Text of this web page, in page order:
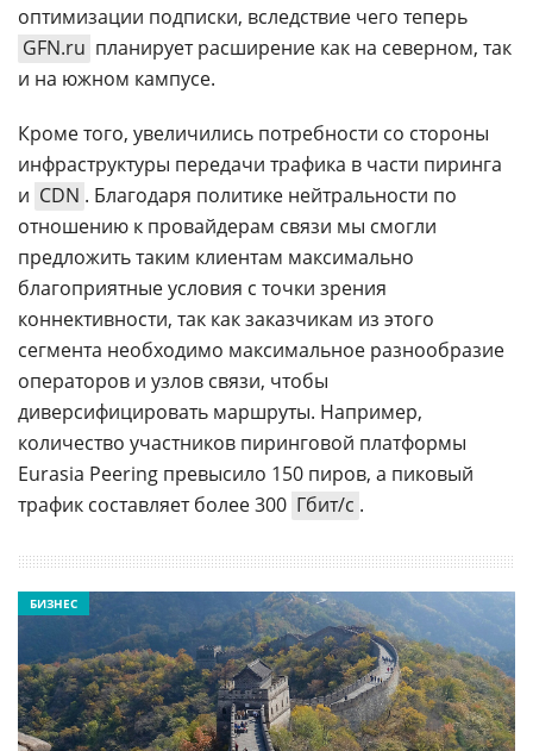
оптимизации подписки, вследствие чего теперь
GFN.ru планирует расширение как на северном, так
и на южном кампусе.
Кроме того, увеличились потребности со стороны
инфраструктуры передачи трафика в части пиринга
и CDN . Благодаря политике нейтральности по
отношению к провайдерам связи мы смогли
предложить таким клиентам максимально
благоприятные условия с точки зрения
коннективности, так как заказчикам из этого
сегмента необходимо максимальное разнообразие
операторов и узлов связи, чтобы
диверсифицировать маршруты. Например,
количество участников пиринговой платформы
Eurasia Peering превысило 150 пиров, а пиковый
трафик составляет более 300 Гбит/с .
БИЗНЕС